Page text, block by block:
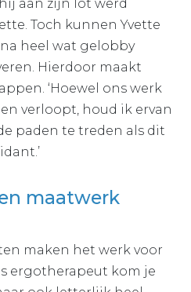
aan zijn lot werd
Toch kunnen Yvette
heel wat gelobby
Hierdoor maakt
‘Hoewel ons werk
verloopt, houd ik ervan
paden te treden als dit
maatwerk
maken het werk voor
ergotherapeut kom je